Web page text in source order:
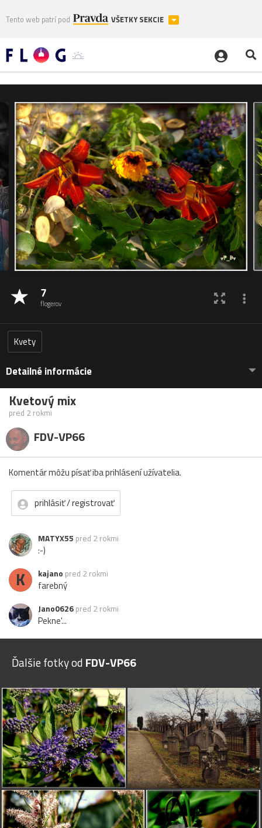
Tento web patrí pod VŠETKY SEKCIE
7
flogerov
Kvety
Detailné informácie
Kvetový mix
pred 2 rokmi
FDV-VP66
Komentár môžu písať iba prihlásení užívatelia.
prihlásiť / registrovať
MATYX55 pred 2 rokmi
:-)
K kajano pred 2 rokmi
farebný
Jano0626 pred 2 rokmi
Pekne'...
Ďalšie fotky od FDV-VP66